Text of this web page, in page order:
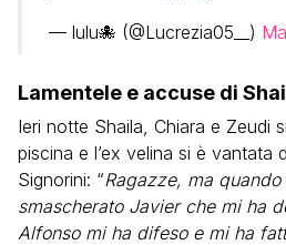
— lulu🐙 (@Lucrezia05__)
Lamentele e accuse di
Ieri notte Shaila, Chiara e Zeudi
piscina e l’ex velina si è vantata
Signorini: “Ragazze, ma
smascherato Javier che mi ha
Alfonso mi ha difeso e mi ha